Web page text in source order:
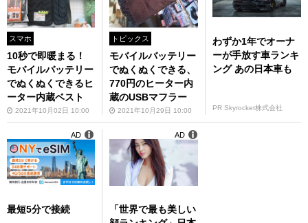
スマホ
10秒で即暖まる！
モバイルバッテリー
でぬくぬくできるヒ
ーター内蔵ベスト
2021年10月02日 10:00
トピックス
モバイルバッテリー
でぬくぬくできる、
770円のヒーター内
蔵のUSBマフラー
2021年10月29日 10:00
わずか1年でオーナ
ーが手放す車ランキ
ング あの日本車も
PR Skyrocket株式会社
最短5分で接続
AD
「世界で最も美しい
AD